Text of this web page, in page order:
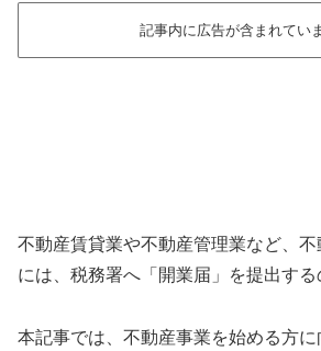
記事内に広告が含まれていま
不動産賃貸業や不動産管理業など、
には、税務署へ「開業届」を提出する
本記事では、不動産事業を始める方